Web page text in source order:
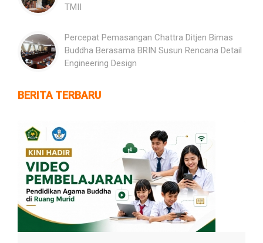
TMII
Percepat Pemasangan Chattra Ditjen Bimas
Buddha Berasama BRIN Susun Rencana Detail
Engineering Design
BERITA TERBARU